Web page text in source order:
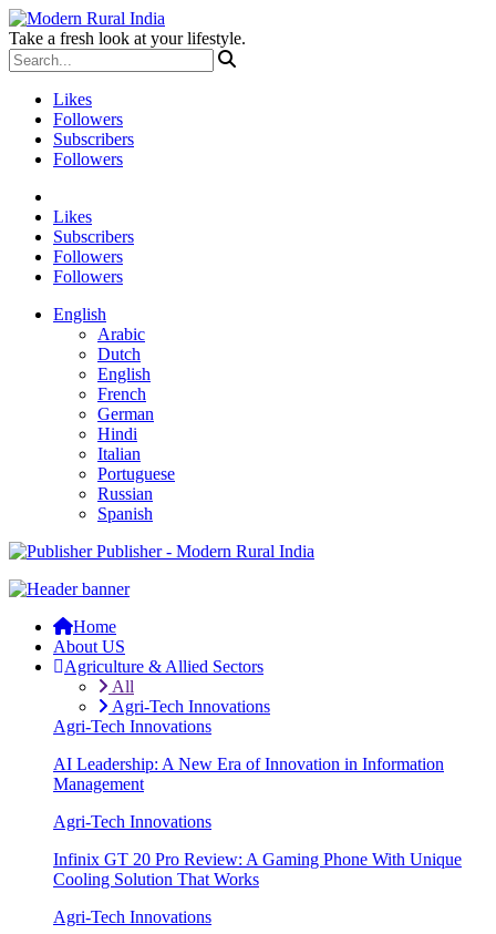
Take a fresh look at your lifestyle.
Likes
Followers
Subscribers
Followers
Likes
Subscribers
Followers
Followers
English
Arabic
Dutch
English
French
German
Hindi
Italian
Portuguese
Russian
Spanish
Publisher - Modern Rural India
Home
About US
Agriculture & Allied Sectors
All
Agri-Tech Innovations
Agri-Tech Innovations
AI Leadership: A New Era of Innovation in Information
Management
Agri-Tech Innovations
Infinix GT 20 Pro Review: A Gaming Phone With Unique
Cooling Solution That Works
Agri-Tech Innovations